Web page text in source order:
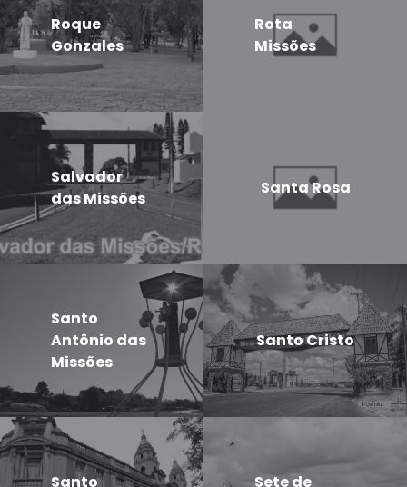
Roque
Gonzales
Rota
Missões
Salvador
das Missões
Santa Rosa
Santo
Antônio das
Missões
Santo Cristo
Santo
Sete de